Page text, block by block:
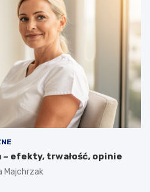
efekty, trwałość, opinie
Majchrzak